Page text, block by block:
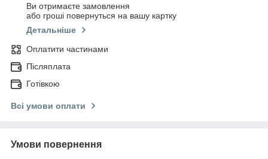
Ви отримаєте замовлення
або гроші повернуться на вашу картку
Детальніше
Оплатити частинами
Післяплата
Готівкою
Всі умови оплати
Умови повернення